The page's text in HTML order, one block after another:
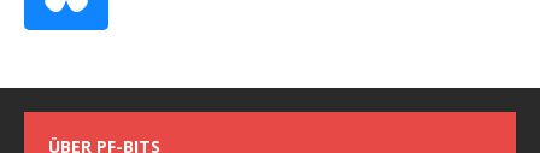
ÜBER PF-BITS